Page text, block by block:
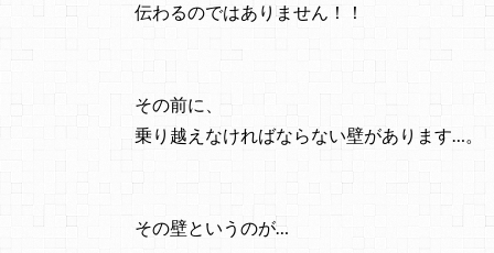
伝わるのではありません！！
その前に、
乗り越えなければならない壁があります…。
その壁というのが…